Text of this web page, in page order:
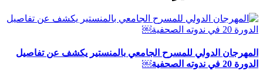
المهرجان الدولي للمسرح الجامعي بالمنستير يكشف عن تفاصيل
الدورة 20 في ندوته الصحفية￼